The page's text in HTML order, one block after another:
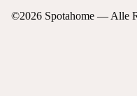
©2026 Spotahome — Alle